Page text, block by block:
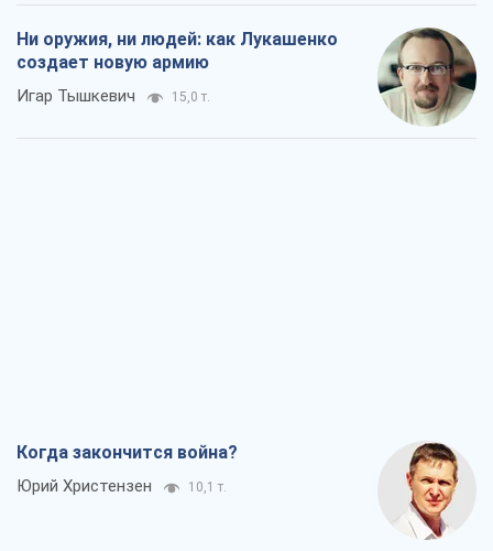
Ни оружия, ни людей: как Лукашенко
создает новую армию
Игар Тышкевич 15,0 т.
Когда закончится война?
Юрий Христензен 10,1 т.